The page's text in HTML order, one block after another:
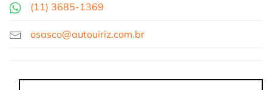
(11) 3685-1369
osasco@autouiriz.com.br